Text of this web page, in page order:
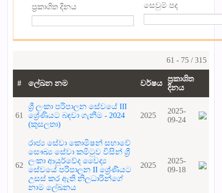
ප්‍රකාශිත දිනය සෙවුම් පද
61 - 75 / 315
# ලේඛන නම වර්ෂය
ප්‍රකාශිත
දිනය
61
ශ්‍රී ලංකා පරිපාලන සේවයේ III
ශ්‍රේණියට බඳවා ගැනීම - 2024
(කුසලතා)
2025
2025-
09-24
62
රාජ්‍ය සේවා කොමිෂන් සභාවේ
සෞඛ්‍ය සේවා කමිටුව විසින් ශ්‍රී
ලංකා ආයුර්වේද වෛද්‍ය
සේවයේ පරිපාලන II ශ්‍රේණියට
උසස් කර ඇති නිලධාරින්ගේ
නාම ලේඛනය
2025
2025-
09-18